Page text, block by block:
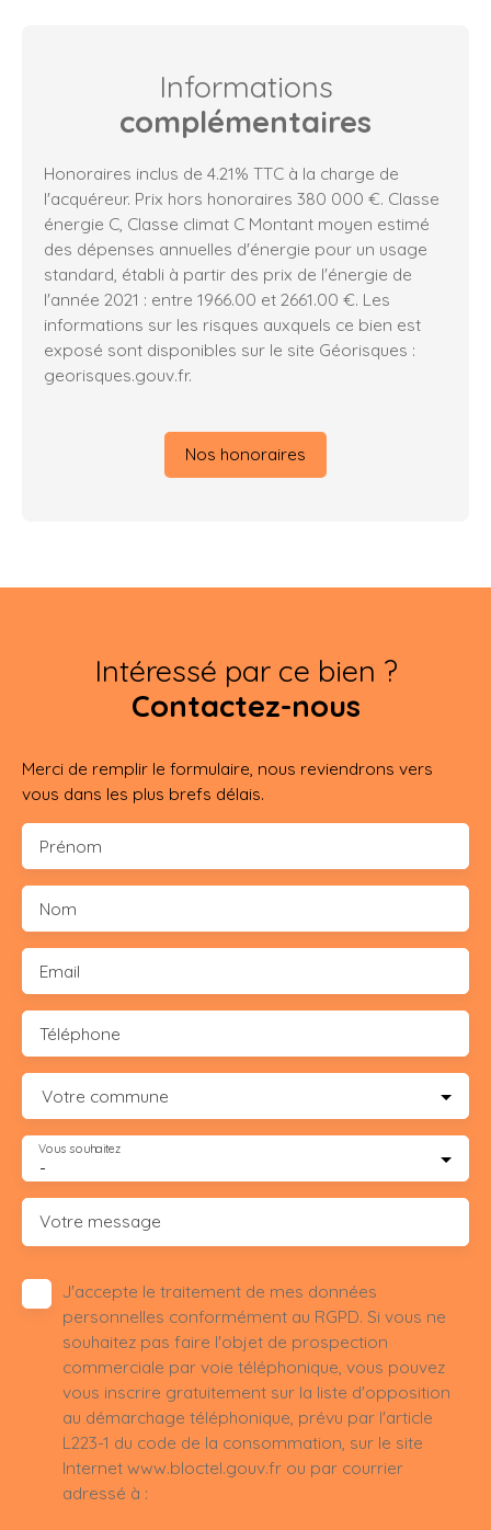
Informations
complémentaires
Honoraires inclus de 4.21% TTC à la charge de
l'acquéreur. Prix hors honoraires 380 000 €. Classe
énergie C, Classe climat C Montant moyen estimé
des dépenses annuelles d'énergie pour un usage
standard, établi à partir des prix de l'énergie de
l'année 2021 : entre 1966.00 et 2661.00 €. Les
informations sur les risques auxquels ce bien est
exposé sont disponibles sur le site Géorisques :
georisques.gouv.fr.
Nos honoraires
Intéressé par ce bien ?
Contactez-nous
Merci de remplir le formulaire, nous reviendrons vers
vous dans les plus brefs délais.
Prénom
Nom
Email
Téléphone
Votre commune
-
Vous souhaitez
Votre message
J'accepte le traitement de mes données
personnelles conformément au RGPD. Si vous ne
souhaitez pas faire l'objet de prospection
commerciale par voie téléphonique, vous pouvez
vous inscrire gratuitement sur la liste d'opposition
au démarchage téléphonique, prévu par l'article
L223-1 du code de la consommation, sur le site
Internet www.bloctel.gouv.fr ou par courrier
adressé à :